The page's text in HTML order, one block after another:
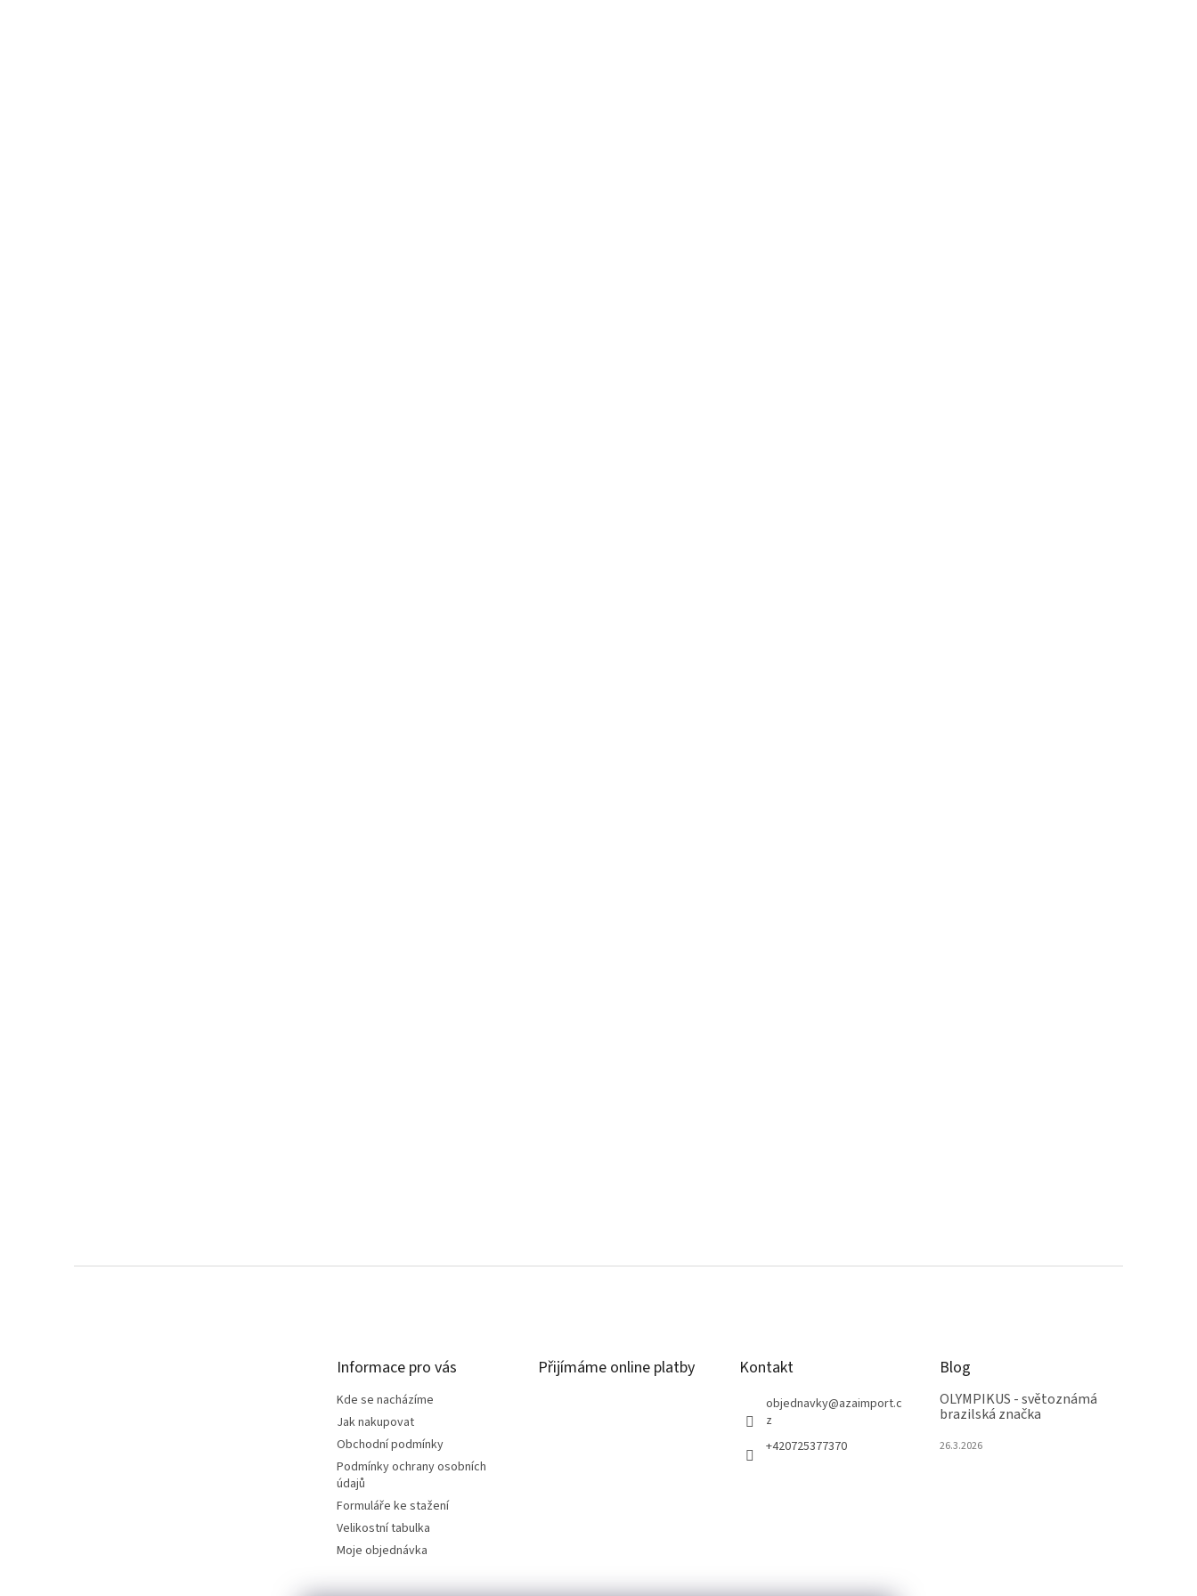
Informace pro vás
Kde se nacházíme
Jak nakupovat
Obchodní podmínky
Podmínky ochrany osobních
údajů
Formuláře ke stažení
Velikostní tabulka
Moje objednávka
Přijímáme online platby Kontakt
objednavky@azaimport.c
z
+420725377370
Blog
OLYMPIKUS - světoznámá
brazilská značka
26.3.2026